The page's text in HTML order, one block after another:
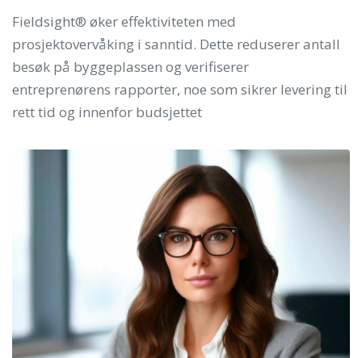
Fieldsight® øker effektiviteten med
prosjektovervåking i sanntid. Dette reduserer antall
besøk på byggeplassen og verifiserer
entreprenørens rapporter, noe som sikrer levering til
rett tid og innenfor budsjettet